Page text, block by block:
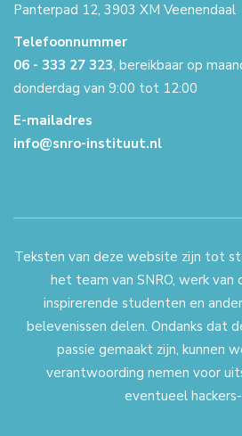
Panterpad 12, 3903 XM Veenendaal
Telefoonnummer
06 - 333 27 323, bereikbaar op
donderdag van 9:00 tot 12:00
E-mailadres
info@snro-instituut.nl
Teksten van deze website zijn tot
het team van SNRO, werk van
inspirerende studenten en
belevenissen delen. Ondanks dat
passie gemaakt zijn, kunnen
verantwoording nemen voor
eventueel